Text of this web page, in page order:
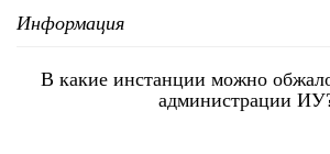
Информация
В какие инстанции можно
администрации